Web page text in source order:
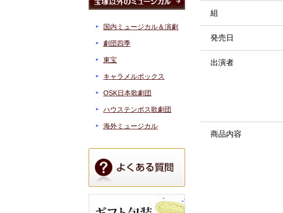
組
発売日
出演者
商品内容
国内ミュージカル＆演劇
劇団四季
東宝
キャラメルボックス
OSK日本歌劇団
ハウステンボス歌劇団
海外ミュージカル